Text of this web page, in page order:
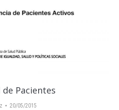
Pacientes
20/05/2015